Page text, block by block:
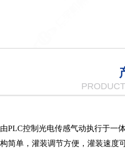
PLC控制光电传感气动执行于一
简单，灌装调节方便，灌装速度